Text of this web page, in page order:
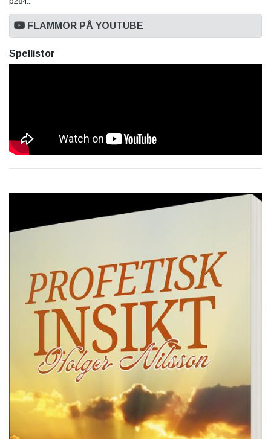
FLAMMOR PÅ YOUTUBE
Spellistor